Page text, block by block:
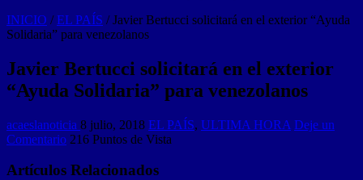
INICIO / EL PAÍS / Javier Bertucci solicitará en el exterior “Ayuda
Solidaria” para venezolanos
Javier Bertucci solicitará en el exterior
“Ayuda Solidaria” para venezolanos
acaeslanoticia 8 julio, 2018 EL PAÍS, ULTIMA HORA Deje un
Comentario 216 Puntos de Vista
Artículos Relacionados